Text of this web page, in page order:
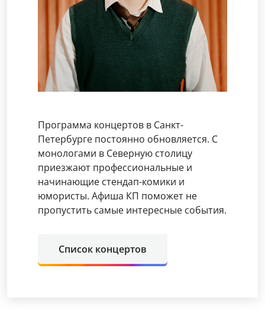
Программа концертов в Санкт-
Петербурге постоянно обновляется. С
монологами в Северную столицу
приезжают профессиональные и
начинающие стендап-комики и
юмористы. Афиша КП поможет не
пропустить самые интересные события.
Список концертов